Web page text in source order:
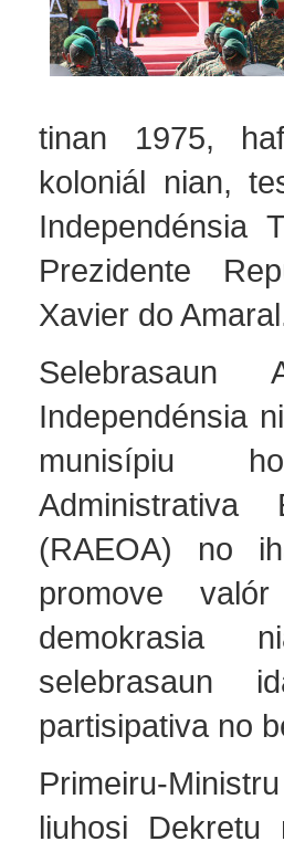
tinan 1975,
koloniál nian,
Independénsia
Prezidente
Xavier do
Selebrasaun
Independénsia
munisípiu
Administrativa
(RAEOA) no
promove
demokrasia
selebrasaun
partisipativa no
Primeiru-
liuhosi Dekretu